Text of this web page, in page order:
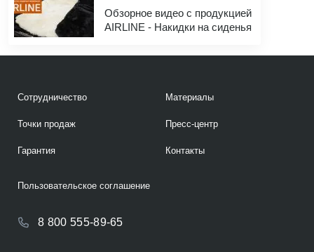
Обзорное видео с продукцией
AIRLINE - Накидки на сиденья
Сотрудничество
Точки продаж
Гарантия
Материалы
Пресс-центр
Контакты
8 800 555-89-65
Пользовательское соглашение